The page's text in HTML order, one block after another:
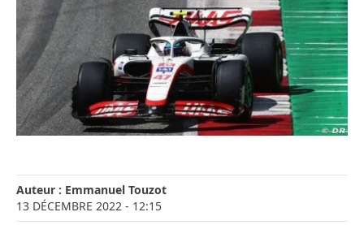
Auteur : Emmanuel Touzot
13 DÉCEMBRE 2022 - 12:15